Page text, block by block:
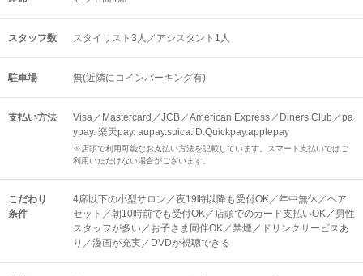
スタッフ数 スタイリスト3人／アシスタント1人
駐車場 無(近隣にコインパーキング有)
支払い方法
Visa／Mastercard／JCB／American Express／Diners Club／pa
ypay. 楽天pay. aupay.suica.iD.Quickpay.applepay
※店頭で利用可能なお支払い方法を記載しています。スマート支払いではご
利用いただけない場合がございます。
こだわり
条件
4席以下の小型サロン／夜19時以降も受付OK／年中無休／ヘア
セット／朝10時前でも受付OK／店頭でのカード支払いOK／男性
スタッフが多い／お子さま同伴OK／禁煙／ドリンクサービスあ
り／漫画が充実／DVDが視聴できる